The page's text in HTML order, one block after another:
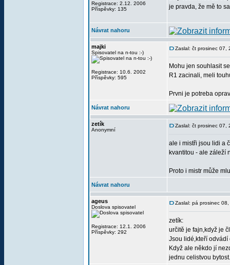
Registrace: 2.12. 2006
Příspěvky: 135
je pravda, že mě to
Návrat nahoru
majki
Spisovatel na n-tou :-)
Registrace: 10.6. 2002
Příspěvky: 595
Zaslal: čt prosinec 07,
Mohu jen souhlasit
R1 zacinali, meli
Prvni je potreba
Návrat nahoru
zetík
Anonymní
Zaslal: čt prosinec 07,
ale i mistři jsou lidi a
kvantitou - ale záleží
Proto i mistr může
Návrat nahoru
ageus
Doslova spisovatel
Registrace: 12.1. 2006
Příspěvky: 292
Zaslal: pá prosinec
zetík:
určitě je fajn,když je
Jsou lidé,kteří odvádí
Když ale někdo jí
jednu celistvou bytost.